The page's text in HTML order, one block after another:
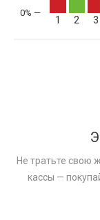
1 2 3
Не тратьте свою
кассы —